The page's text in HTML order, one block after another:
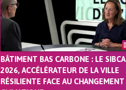
BÂTIMENT BAS CARBONE : LE SIBCA
2026, ACCÉLÉRATEUR DE LA VILLE
RÉSILIENTE FACE AU CHANGEMENT